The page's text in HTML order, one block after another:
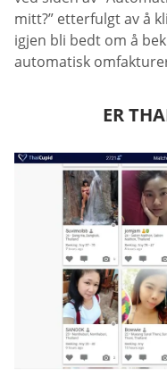
mitt?” etterfulgt av å
igjen bli bedt om å
automatisk
ER